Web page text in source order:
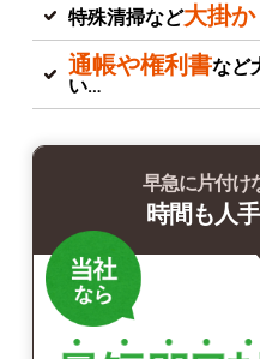
特殊清掃など大掛
通帳や権利書など
い…
早急に片付け
時間も人